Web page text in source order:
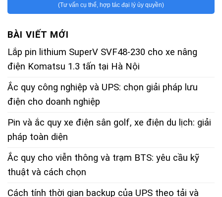
(Tư vấn cụ thể, hợp tác đại lý ủy quyền)
BÀI VIẾT MỚI
Lắp pin lithium SuperV SVF48-230 cho xe nâng
điện Komatsu 1.3 tấn tại Hà Nội
Ắc quy công nghiệp và UPS: chọn giải pháp lưu
điện cho doanh nghiệp
Pin và ắc quy xe điện sân golf, xe điện du lịch: giải
pháp toàn diện
Ắc quy cho viễn thông và trạm BTS: yêu cầu kỹ
thuật và cách chọn
Cách tính thời gian backup của UPS theo tải và